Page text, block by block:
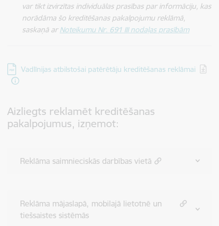
var tikt izvirzītas individuālas prasības par informāciju, kas
norādāma šo kreditēšanas pakalpojumu reklāmā,
saskaņā arNoteikumu Nr. 691 III nodaļas prasībām
Lejupielādēt:
Vadlīnijas atbilstošai patērētāju kreditēšanas reklāmai
Aizliegts reklamēt kreditēšanas
pakalpojumus, izņemot:
Reklāma saimnieciskās darbības vietā
Reklāma mājaslapā, mobilajā lietotnē un
tiešsaistes sistēmās